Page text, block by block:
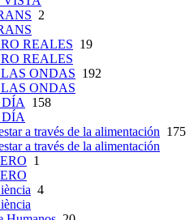
2
REALES 19
REALES
ONDAS 192
ONDAS
DÍA 158
DÍA
a través de la alimentación 175
a través de la alimentación
1
4